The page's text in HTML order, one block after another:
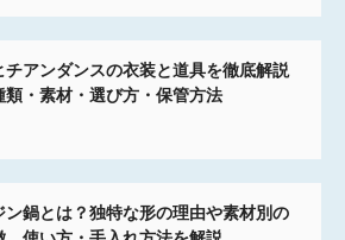
チアンダンスの衣装と道具を徹底解説
類・素材・選び方・保管方法
ン鍋とは？独特な形の理由や素材別の